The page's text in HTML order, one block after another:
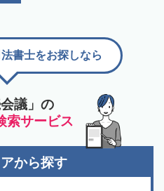
会議」の
索サービス
書士をお探しなら
から探す